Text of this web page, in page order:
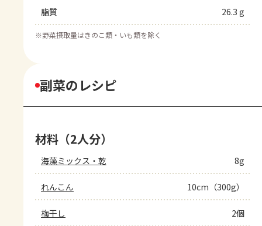
脂質 26.3 g
※野菜摂取量はきのこ類・いも類を除く
副菜のレシピ
材料（2人分）
海藻ミックス・乾 8g
れんこん 10cm（300g）
梅干し 2個